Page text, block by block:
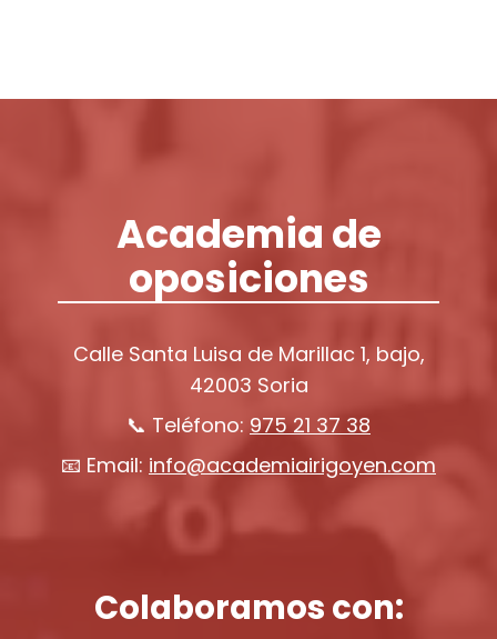
Academia de
oposiciones
Calle Santa Luisa de Marillac 1, bajo,
42003 Soria
📞 Teléfono: 975 21 37 38
📧 Email: info@academiairigoyen.com
Colaboramos con: